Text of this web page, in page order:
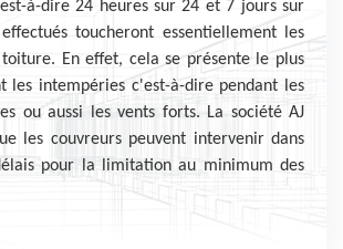
à-dire 24 heures sur 24 et 7 jours sur
toucheront essentiellement les
En effet, cela se présente le plus
les intempéries c'est-à-dire pendant les
ou aussi les vents forts. La société AJ
les couvreurs peuvent intervenir dans
pour la limitation au minimum des